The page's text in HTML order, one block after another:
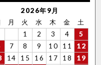
2026年9月
月 火 水 木 金
土
1
2 3 4
5
7 8 9 10 11
12
14 15 16 17 18
19